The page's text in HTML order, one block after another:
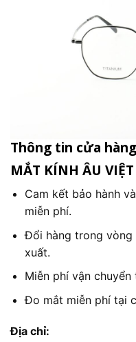
Thông tin cửa hàng
MẮT KÍNH ÂU VIỆT
Cam kết bảo hành
miễn phí.
Đổi hàng trong vòng
xuất.
Miễn phí vận chuyển
Đo mắt miễn phí tại
Địa chỉ: